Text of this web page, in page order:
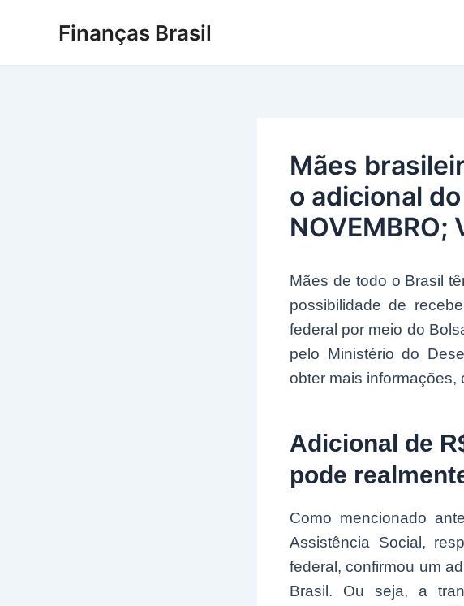
Finanças Brasil
Mães
o adicional
Mães de todo o Brasil
possibilidade de
federal por meio do
pelo Ministério do
obter mais informações,
Adicional de
pode
Como mencionado
Assistência Social,
federal, confirmou um
Brasil. Ou seja, a